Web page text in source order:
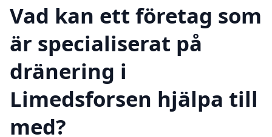
Vad kan ett företag som
är specialiserat på
dränering i
Limedsforsen hjälpa till
med?